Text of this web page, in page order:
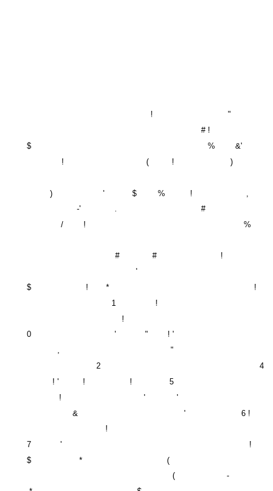
!
"
# !
$
%
&'
!
( ! )
) ' $ % !
-'
#
/
! %
# #
!
'
$
! *
!
1
!
!
0
' "
! '
"
2
4
! '
! !
5
!
'
'
&
'
6 !
!
7
'
!
$
*
(
(
-